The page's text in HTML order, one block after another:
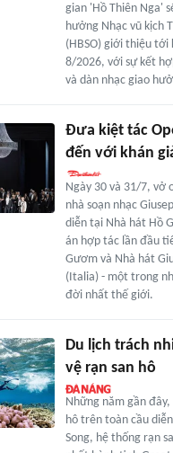
gian 'Hồ Thiên Nga'
hưởng Nhạc vũ kịch
(HBSO) giới thiệu tới
8/2026, với sự kết
và dàn nhạc giao
Đưa kiệt tác
đến với khán
Ngày 30 và 31/7, vở
nhà soạn nhạc
diễn tại Nhà hát Hồ
án hợp tác lần đầu
Gươm và Nhà hát
(Italia) - một trong
đời nhất thế giới.
Du lịch trách
vệ rạn san hô
Những năm gần
hô trên toàn cầu
Song, hệ thống rạn